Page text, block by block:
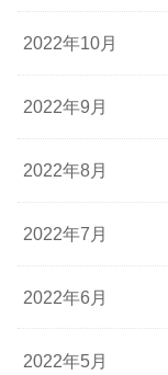
2022年10月
2022年9月
2022年8月
2022年7月
2022年6月
2022年5月